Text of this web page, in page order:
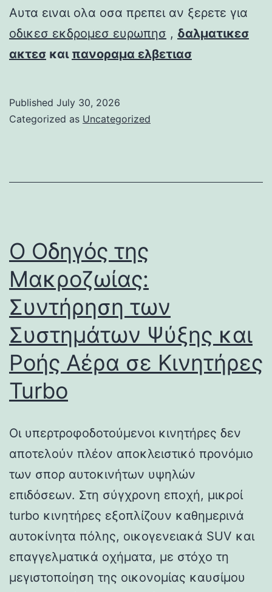
Αυτα ειναι ολα οσα πρεπει αν ξερετε για
οδικεσ εκδρομεσ ευρωπησ , δαλματικεσ
ακτεσ και πανοραμα ελβετιασ
Published July 30, 2026
Categorized as Uncategorized
Ο Οδηγός της
Μακροζωίας:
Συντήρηση των
Συστημάτων Ψύξης και
Ροής Αέρα σε Κινητήρες
Turbo
Οι υπερτροφοδοτούμενοι κινητήρες δεν
αποτελούν πλέον αποκλειστικό προνόμιο
των σπορ αυτοκινήτων υψηλών
επιδόσεων. Στη σύγχρονη εποχή, μικροί
turbo κινητήρες εξοπλίζουν καθημερινά
αυτοκίνητα πόλης, οικογενειακά SUV και
επαγγελματικά οχήματα, με στόχο τη
μεγιστοποίηση της οικονομίας καυσίμου